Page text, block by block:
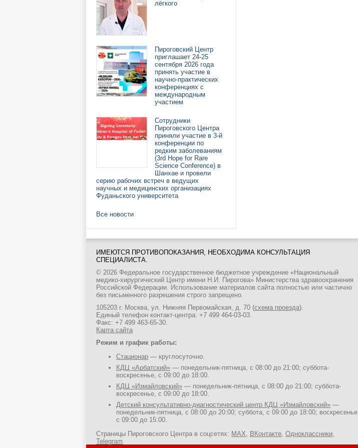
лёгкого
Пироговский Центр
приглашает 24-25
сентября 2026 года
принять участие в
научно-практических
конференциях с
международным
участием
Сотрудники
Пироговского Центра
приняли участие в 3-й
конференции по
редким заболеваниям
(3rd Hope for Rare
Science Conference) в
Шанхае и провели
серию рабочих встреч в ведущих
научных и медицинских организациях
Фуданьского университета
Все новости
ИМЕЮТСЯ ПРОТИВОПОКАЗАНИЯ, НЕОБХОДИМА КОНСУЛЬТАЦИЯ
СПЕЦИАЛИСТА.
© 2026 Федеральное государственное бюджетное учреждение «Национальный
медико-хирургический Центр имени Н.И. Пирогова» Министерства здравоохранения
Российской Федерации. Использование материалов сайта полностью или частично
без письменного разрешения строго запрещено.
105203 г. Москва, ул. Нижняя Первомайская, д. 70 (схема проезда).
Единый телефон контакт-центра: +7 499 464-03-03.
Факс: +7 499 463-65-30.
Карта сайта
Режим и график работы:
Стационар — круглосуточно.
КДЦ «Арбатский» — понедельник-пятница, с 08:00 до 21:00; суббота-
воскресенье, с 09:00 до 18:00.
КДЦ «Измайловский» — понедельник-пятница, с 08:00 до 21:00; суббота-
воскресенье, с 09:00 до 18:00.
Детский консультативно-диагностический центр КДЦ «Измайловский» —
понедельник-пятница, с 08:00 до 20:00; суббота, с 09:00 до 18:00; воскресенье,
с 09:00 до 15:00.
Страницы Пироговского Центра в соцсетях: MAX ВКонтакте Одноклассники
Telegram